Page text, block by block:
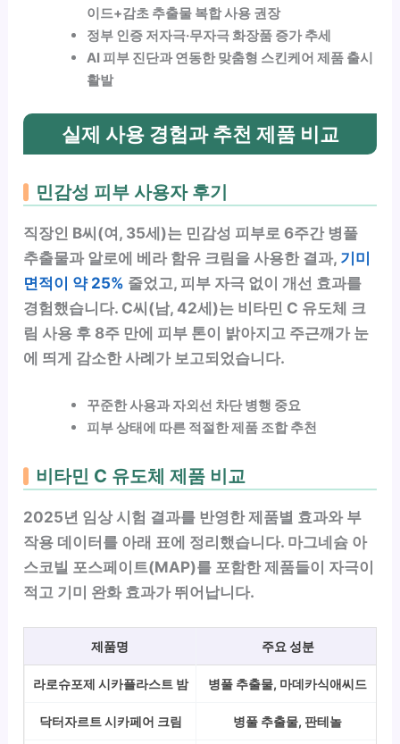
이드+감초 추출물 복합 사용 권장
정부 인증 저자극·무자극 화장품 증가 추세
AI 피부 진단과 연동한 맞춤형 스킨케어 제품 출시
활발
실제 사용 경험과 추천 제품 비교
민감성 피부 사용자 후기
직장인 B씨(여, 35세)는 민감성 피부로 6주간 병풀
추출물과 알로에 베라 함유 크림을 사용한 결과, 기미
면적이 약 25% 줄었고, 피부 자극 없이 개선 효과를
경험했습니다. C씨(남, 42세)는 비타민 C 유도체 크
림 사용 후 8주 만에 피부 톤이 밝아지고 주근깨가 눈
에 띄게 감소한 사례가 보고되었습니다.
꾸준한 사용과 자외선 차단 병행 중요
피부 상태에 따른 적절한 제품 조합 추천
비타민 C 유도체 제품 비교
2025년 임상 시험 결과를 반영한 제품별 효과와 부
작용 데이터를 아래 표에 정리했습니다. 마그네슘 아
스코빌 포스페이트(MAP)를 포함한 제품들이 자극이
적고 기미 완화 효과가 뛰어납니다.
제품명 주요 성분
라로슈포제 시카플라스트 밤 병풀 추출물, 마데카식애씨드
닥터자르트 시카페어 크림 병풀 추출물, 판테놀